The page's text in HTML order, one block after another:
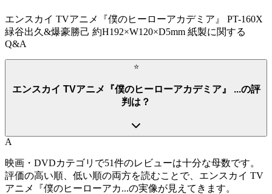
エンスカイ TVアニメ『僕のヒーローアカデミア』 PT-160X
緑谷出久&爆豪勝己 約H192×W120×D5mm 紙製に関する
Q&A
⭐
エンスカイ TVアニメ『僕のヒーローアカデミア』 ...の評
判は？
A
映画・DVDカテゴリで51件のレビューは十分な母数です。
評価の高い順、低い順の両方を読むことで、エンスカイ TV
アニメ『僕のヒーローアカ...の実像が見えてきます。